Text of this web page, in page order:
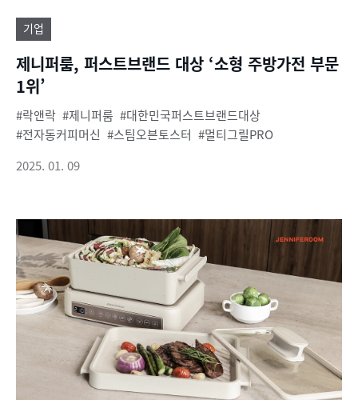
기업
제니퍼룸, 퍼스트브랜드 대상 ‘소형 주방가전 부문
1위’
락앤락 제니퍼룸
대한민국퍼스트브랜드대상
전자동커피머신
스팀오븐토스터
멀티그릴PRO
2025. 01. 09